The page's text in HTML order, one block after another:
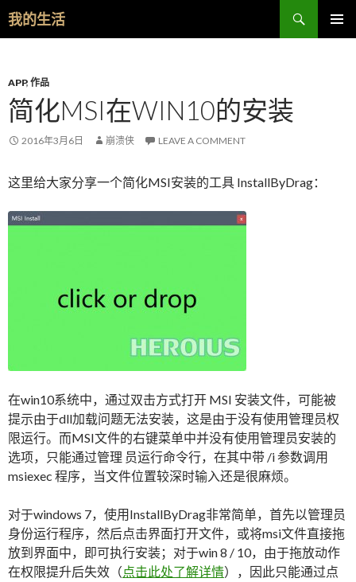
我的生活
Search
APP, 作品
简化MSI在WIN10的安装
2016年3月6日 崩溃侠 LEAVE A COMMENT
这里给大家分享一个简化MSI安装的工具 InstallByDrag：
在win10系统中，通过双击方式打开 MSI 安装文件，可能被
提示由于dll加载问题无法安装，这是由于没有使用管理员权
限运行。而MSI文件的右键菜单中并没有使用管理员安装的
选项，只能通过管理 员运行命令行，在其中带 /i 参数调用
msiexec 程序，当文件位置较深时输入还是很麻烦。
对于windows 7，使用InstallByDrag非常简单，首先以管理员
身份运行程序，然后点击界面打开文件，或将msi文件直接拖
放到界面中，即可执行安装；对于win 8 / 10，由于拖放动作
在权限提升后失效（点击此处了解详情），因此只能通过点